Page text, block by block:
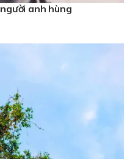
anh hùng